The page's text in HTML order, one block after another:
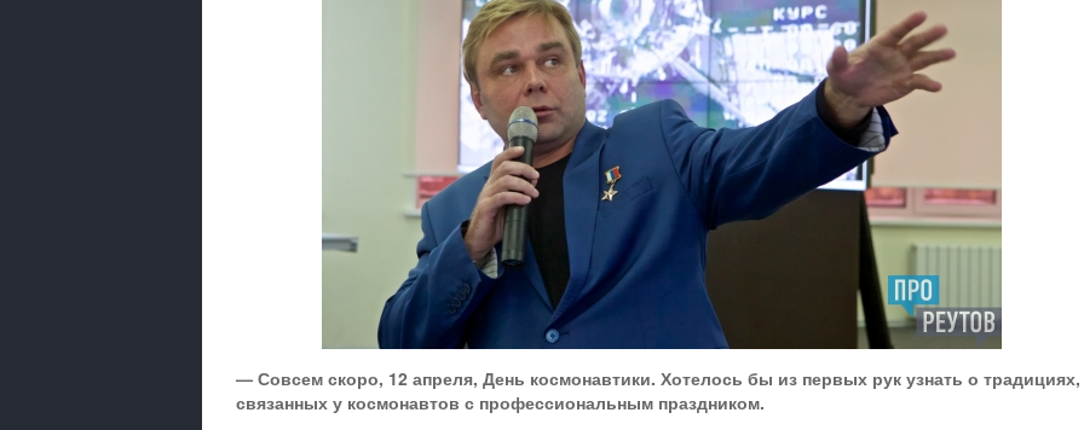
— Совсем скоро, 12 апреля, День космонавтики. Хотелось бы из первых рук узнать о традициях,
связанных у космонавтов с профессиональным праздником.